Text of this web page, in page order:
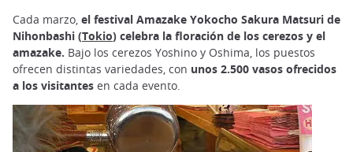
Cada marzo, el festival Amazake Yokocho Sakura Matsuri de
Nihonbashi (Tokio) celebra la floración de los cerezos y el
amazake. Bajo los cerezos Yoshino y Oshima, los puestos
ofrecen distintas variedades, con unos 2.500 vasos ofrecidos
a los visitantes en cada evento.